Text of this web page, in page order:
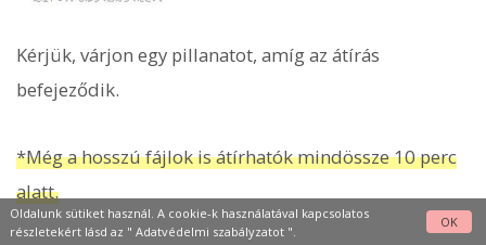
Kérjük, várjon egy pillanatot, amíg az átírás
befejeződik.
*Még a hosszú fájlok is átírhatók mindössze 10 perc
alatt.
Oldalunk sütiket használ. A cookie-k használatával kapcsolatos
részletekért lásd az " Adatvédelmi szabályzatot".
OK